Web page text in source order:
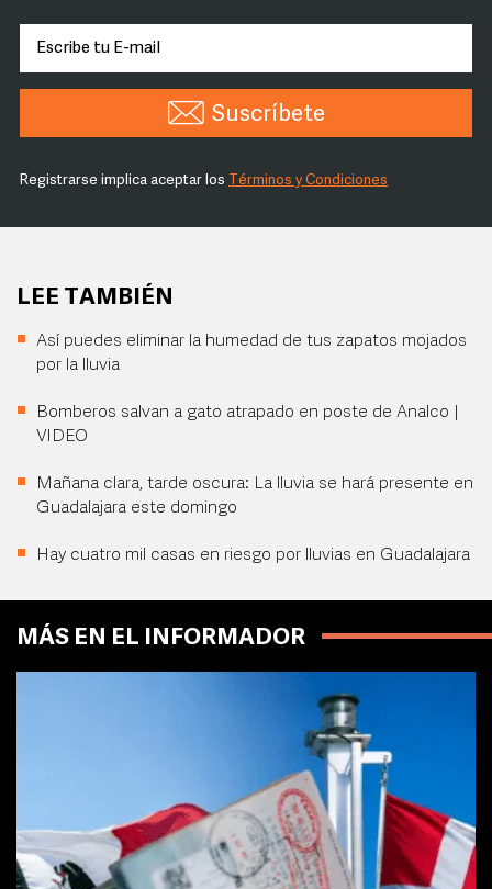
Suscríbete
Registrarse implica aceptar los Términos y Condiciones
LEE TAMBIÉN
Así puedes eliminar la humedad de tus zapatos mojados
por la lluvia
Bomberos salvan a gato atrapado en poste de Analco |
VIDEO
Mañana clara, tarde oscura: La lluvia se hará presente en
Guadalajara este domingo
Hay cuatro mil casas en riesgo por lluvias en Guadalajara
MÁS EN EL INFORMADOR